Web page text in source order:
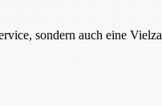
sondern auch eine